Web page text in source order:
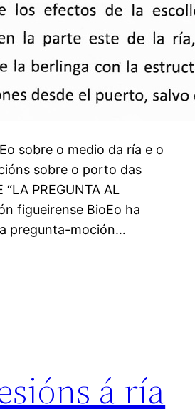
sobre o medio da ría e o
sobre o porto das
“LA PREGUNTA AL
figueirense BioEo ha
pregunta-moción…
á ría